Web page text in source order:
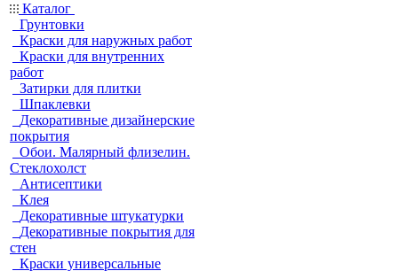
Каталог
Грунтовки
Краски для наружных работ
Краски для внутренних
работ
Затирки для плитки
Шпаклевки
Декоративные дизайнерские
покрытия
Обои. Малярный флизелин.
Стеклохолст
Антисептики
Клея
Декоративные штукатурки
Декоративные покрытия для
стен
Краски универсальные